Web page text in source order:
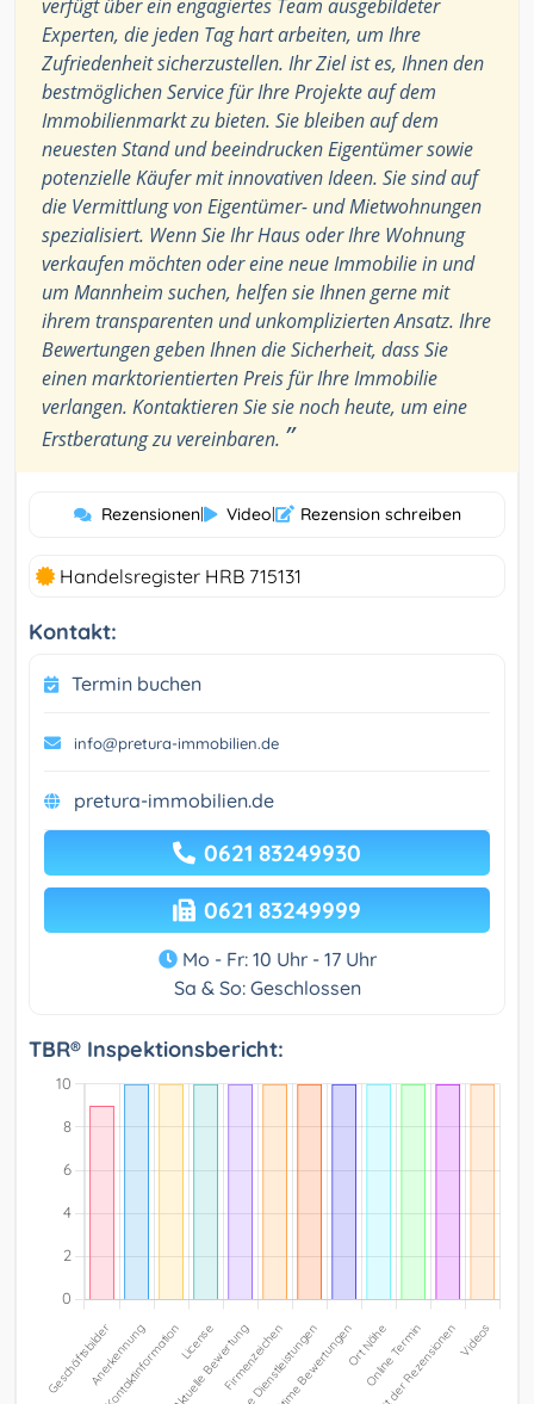
verfügt über ein engagiertes Team ausgebildeter
Experten, die jeden Tag hart arbeiten, um Ihre
Zufriedenheit sicherzustellen. Ihr Ziel ist es, Ihnen den
bestmöglichen Service für Ihre Projekte auf dem
Immobilienmarkt zu bieten. Sie bleiben auf dem
neuesten Stand und beeindrucken Eigentümer sowie
potenzielle Käufer mit innovativen Ideen. Sie sind auf
die Vermittlung von Eigentümer- und Mietwohnungen
spezialisiert. Wenn Sie Ihr Haus oder Ihre Wohnung
verkaufen möchten oder eine neue Immobilie in und
um Mannheim suchen, helfen sie Ihnen gerne mit
ihrem transparenten und unkomplizierten Ansatz. Ihre
Bewertungen geben Ihnen die Sicherheit, dass Sie
einen marktorientierten Preis für Ihre Immobilie
verlangen. Kontaktieren Sie sie noch heute, um eine
Erstberatung zu vereinbaren. ”
Rezensionen| Video| Rezension schreiben
Handelsregister HRB 715131
Kontakt:
Termin buchen
info@pretura-immobilien.de
pretura-immobilien.de
0621 83249930
0621 83249999
Mo - Fr: 10 Uhr - 17 Uhr
Sa & So: Geschlossen
TBR® Inspektionsbericht: